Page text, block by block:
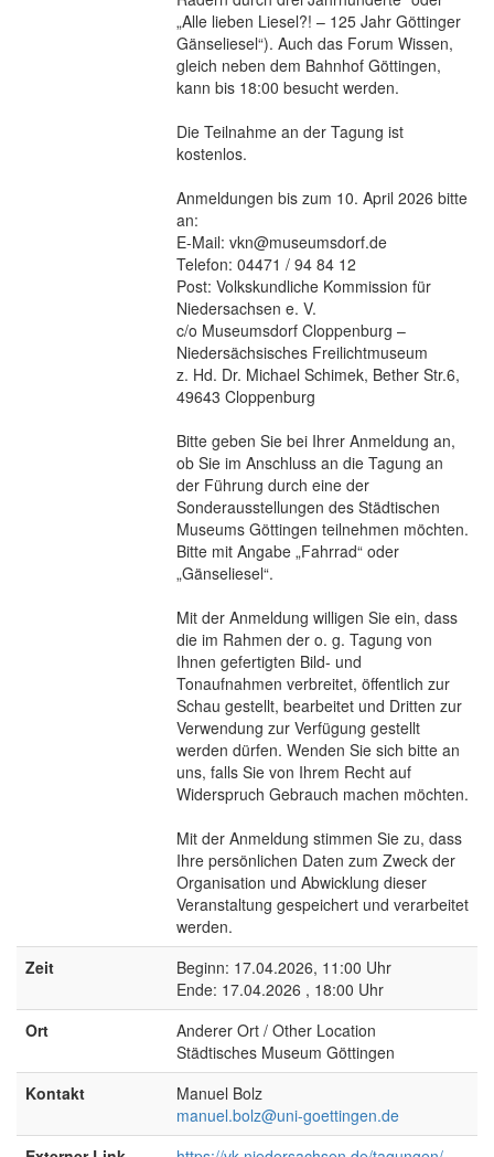
„Alle lieben Liesel?! – 125 Jahr Göttinger
Gänseliesel“). Auch das Forum Wissen,
gleich neben dem Bahnhof Göttingen,
kann bis 18:00 besucht werden.
Die Teilnahme an der Tagung ist
kostenlos.
Anmeldungen bis zum 10. April 2026 bitte
an:
E-Mail: vkn@museumsdorf.de
Telefon: 04471 / 94 84 12
Post: Volkskundliche Kommission für
Niedersachsen e. V.
c/o Museumsdorf Cloppenburg –
Niedersächsisches Freilichtmuseum
z. Hd. Dr. Michael Schimek, Bether Str.6,
49643 Cloppenburg
Bitte geben Sie bei Ihrer Anmeldung an,
ob Sie im Anschluss an die Tagung an
der Führung durch eine der
Sonderausstellungen des Städtischen
Museums Göttingen teilnehmen möchten.
Bitte mit Angabe „Fahrrad“ oder
„Gänseliesel“.
Mit der Anmeldung willigen Sie ein, dass
die im Rahmen der o. g. Tagung von
Ihnen gefertigten Bild- und
Tonaufnahmen verbreitet, öffentlich zur
Schau gestellt, bearbeitet und Dritten zur
Verwendung zur Verfügung gestellt
werden dürfen. Wenden Sie sich bitte an
uns, falls Sie von Ihrem Recht auf
Widerspruch Gebrauch machen möchten.
Mit der Anmeldung stimmen Sie zu, dass
Ihre persönlichen Daten zum Zweck der
Organisation und Abwicklung dieser
Veranstaltung gespeichert und verarbeitet
werden.
Zeit
Beginn: 17.04.2026, 11:00 Uhr
Ende: 17.04.2026 , 18:00 Uhr
Ort
Anderer Ort / Other Location
Städtisches Museum Göttingen
Kontakt
Manuel Bolz
manuel.bolz@uni-goettingen.de